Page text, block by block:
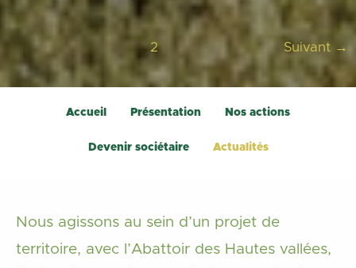
2 Suivant →
Accueil Présentation Nos actions
Devenir sociétaire Actualités
Nous agissons au sein d’un projet de
territoire, avec l’Abattoir des Hautes vallées,